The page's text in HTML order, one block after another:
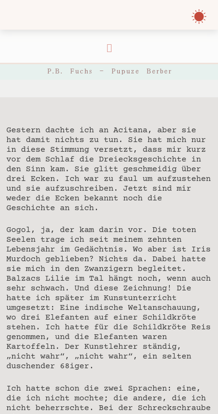
P.B. Fuchs – Pupuze Berber
Gestern dachte ich an Acitana, aber sie
hat damit nichts zu tun. Sie hat mich nur
in diese Stimmung versetzt, dass mir kurz
vor dem Schlaf die Dreiecksgeschichte in
den Sinn kam. Sie glitt geschmeidig über
drei Ecken. Ich war zu faul um aufzustehen
und sie aufzuschreiben. Jetzt sind mir
weder die Ecken bekannt noch die
Geschichte an sich.
Gogol, ja, der kam darin vor. Die toten
Seelen trage ich seit meinem zehnten
Lebensjahr im Gedächtnis. Wo aber ist Iris
Murdoch geblieben? Nichts da. Dabei hatte
sie mich in den Zwanzigern begleitet.
Balzacs Lilie im Tal hängt noch, wenn auch
sehr schwach. Und diese Zeichnung! Die
hatte ich später im Kunstunterricht
umgesetzt: Eine indische Weltanschauung,
wo drei Elefanten auf einer Schildkröte
stehen. Ich hatte für die Schildkröte Reis
genommen, und die Elefanten waren
Kartoffeln. Der Kunstlehrer ständig,
„nicht wahr“, „nicht wahr“, ein selten
duschender 68iger.
Ich hatte schon die zwei Sprachen: eine,
die ich nicht mochte; die andere, die ich
nicht beherrschte. Bei der Schreckschraube